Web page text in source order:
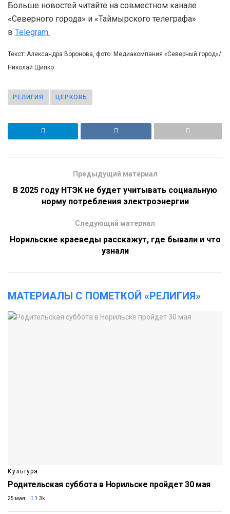
Больше новостей читайте на совместном канале
«Северного города» и «Таймырского телеграфа»
в Telegram.
Текст: Александра Воронова, фото: Медиакомпания «Северный город»/
Николай Щипко
РЕЛИГИЯ ЦЕРКОВЬ
Предыдущий материал
В 2025 году НТЭК не будет учитывать социальную
норму потребления электроэнергии
Следующий материал
Норильские краеведы расскажут, где бывали и что
узнали
МАТЕРИАЛЫ С ПОМЕТКОЙ «РЕЛИГИЯ»
Культура
Родительская суббота в Норильске пройдет 30 мая
25 мая 1.3k